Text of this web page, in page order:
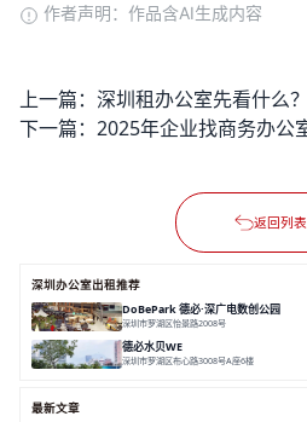
作者声明：作品含AI生成内容
上一篇：
下一篇：
返回列表
深圳办公室出租推荐
DoBePark 德必·深广电数创公园
深圳市罗湖区怡景路2008号
德必水贝WE
深圳市罗湖区布心路3008号A座6楼
最新文章